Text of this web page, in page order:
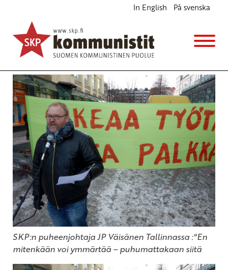
In English På svenska
Euroopan vasemmiston seminaari Tallinnassa
torjuu EU-kurjistamisen
Ajankohtaista
8.5.2014 - 18:09
SKP
SKP:n puheenjohtaja JP Väisänen Tallinnassa :"En
mitenkään voi ymmärtää – puhumattakaan siitä